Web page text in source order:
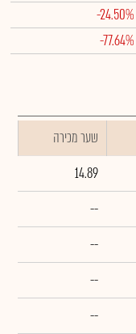
-24.50%
-77.64%
שער מכירה
14.89
--
--
--
--